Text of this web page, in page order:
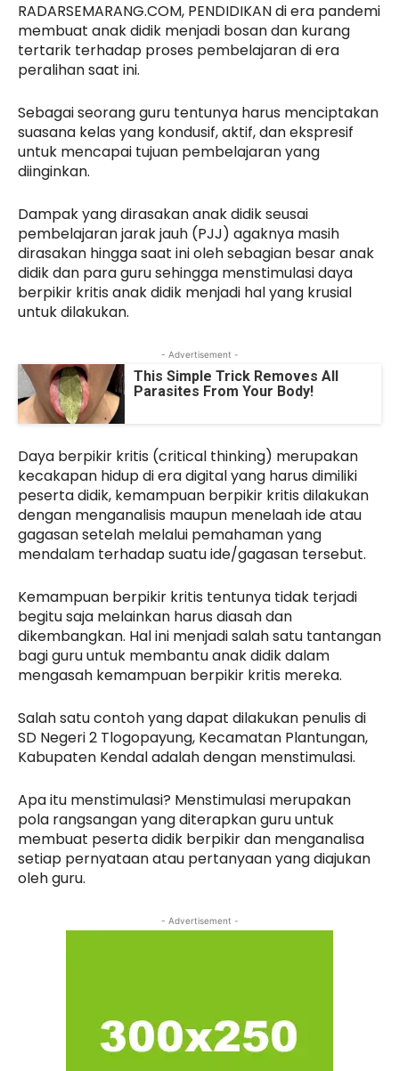
RADARSEMARANG.COM, PENDIDIKAN di era pandemi
membuat anak didik menjadi bosan dan kurang
tertarik terhadap proses pembelajaran di era
peralihan saat ini.
Sebagai seorang guru tentunya harus menciptakan
suasana kelas yang kondusif, aktif, dan ekspresif
untuk mencapai tujuan pembelajaran yang
diinginkan.
Dampak yang dirasakan anak didik seusai
pembelajaran jarak jauh (PJJ) agaknya masih
dirasakan hingga saat ini oleh sebagian besar anak
didik dan para guru sehingga menstimulasi daya
berpikir kritis anak didik menjadi hal yang krusial
untuk dilakukan.
- Advertisement -
This Simple Trick Removes All
Parasites From Your Body!
Daya berpikir kritis (critical thinking) merupakan
kecakapan hidup di era digital yang harus dimiliki
peserta didik, kemampuan berpikir kritis dilakukan
dengan menganalisis maupun menelaah ide atau
gagasan setelah melalui pemahaman yang
mendalam terhadap suatu ide/gagasan tersebut.
Kemampuan berpikir kritis tentunya tidak terjadi
begitu saja melainkan harus diasah dan
dikembangkan. Hal ini menjadi salah satu tantangan
bagi guru untuk membantu anak didik dalam
mengasah kemampuan berpikir kritis mereka.
Salah satu contoh yang dapat dilakukan penulis di
SD Negeri 2 Tlogopayung, Kecamatan Plantungan,
Kabupaten Kendal adalah dengan menstimulasi.
Apa itu menstimulasi? Menstimulasi merupakan
pola rangsangan yang diterapkan guru untuk
membuat peserta didik berpikir dan menganalisa
setiap pernyataan atau pertanyaan yang diajukan
oleh guru.
- Advertisement -